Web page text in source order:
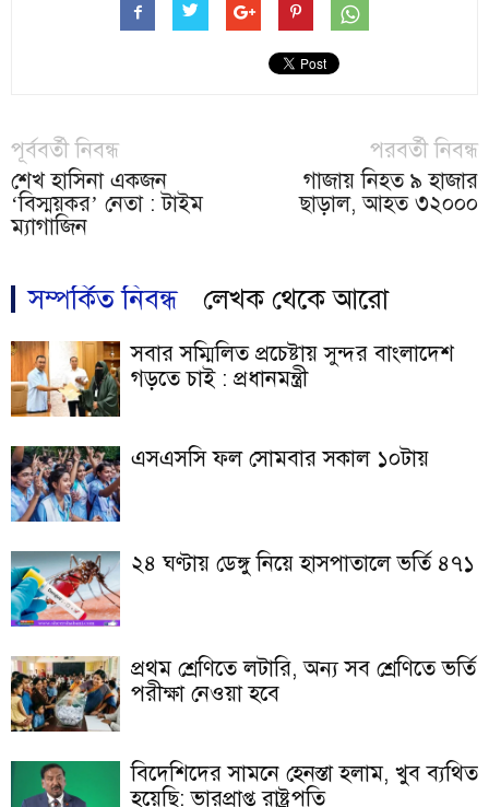
পূর্ববর্তী নিবন্ধ
শেখ হাসিনা একজন
‘বিস্ময়কর’ নেতা : টাইম
ম্যাগাজিন
পরবর্তী নিবন্ধ
গাজায় নিহত ৯ হাজার
ছাড়াল, আহত ৩২০০০
সম্পর্কিত নিবন্ধ লেখক থেকে আরো
সবার সম্মিলিত প্রচেষ্টায় সুন্দর বাংলাদেশ
গড়তে চাই : প্রধানমন্ত্রী
এসএসসি ফল সোমবার সকাল ১০টায়
২৪ ঘণ্টায় ডেঙ্গু নিয়ে হাসপাতালে ভর্তি ৪৭১
প্রথম শ্রেণিতে লটারি, অন্য সব শ্রেণিতে ভর্তি
পরীক্ষা নেওয়া হবে
বিদেশিদের সামনে হেনস্তা হলাম, খুব ব্যথিত
হয়েছি: ভারপ্রাপ্ত রাষ্ট্রপতি